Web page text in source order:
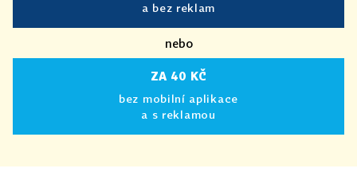
a bez reklam
nebo
ZA 40 KČ
bez mobilní aplikace
a s reklamou